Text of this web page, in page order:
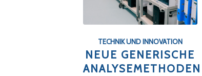
TECHNIK UND INNOVATION
NEUE GENERISCHE
ANALYSEMETHODEN